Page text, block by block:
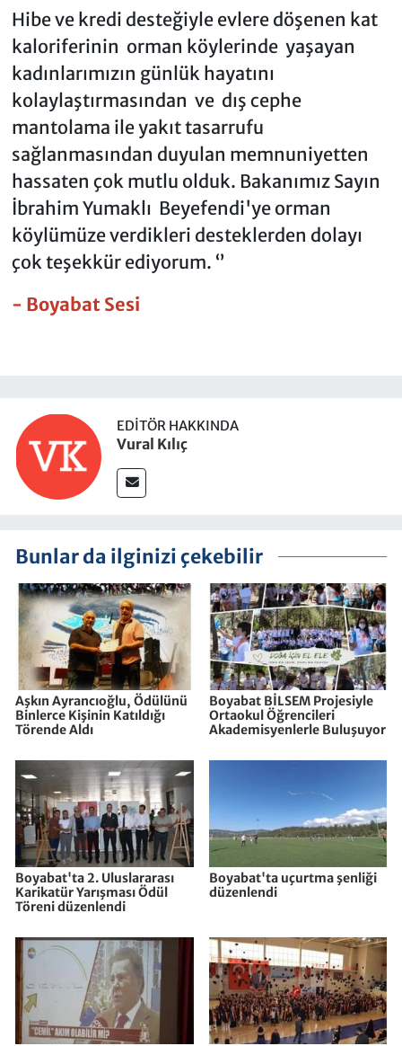
Hibe ve kredi desteğiyle evlere döşenen kat
kaloriferinin orman köylerinde yaşayan
kadınlarımızın günlük hayatını
kolaylaştırmasından ve dış cephe
mantolama ile yakıt tasarrufu
sağlanmasından duyulan memnuniyetten
hassaten çok mutlu olduk. Bakanımız Sayın
İbrahim Yumaklı Beyefendi'ye orman
köylümüze verdikleri desteklerden dolayı
çok teşekkür ediyorum. ‘’
- Boyabat Sesi
EDITÖR HAKKINDA
Vural Kılıç
Bunlar da ilginizi çekebilir
Aşkın Ayrancıoğlu, Ödülünü
Binlerce Kişinin Katıldığı
Törende Aldı
Boyabat BİLSEM Projesiyle
Ortaokul Öğrencileri
Akademisyenlerle Buluşuyor
Boyabat'ta 2. Uluslararası
Karikatür Yarışması Ödül
Töreni düzenlendi
Boyabat'ta uçurtma şenliği
düzenlendi